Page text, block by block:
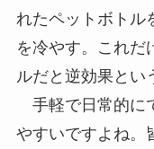
れたペットボトル
を冷やす。これだ
ルだと逆効果とい
手軽で日常的に
やすいですよね。